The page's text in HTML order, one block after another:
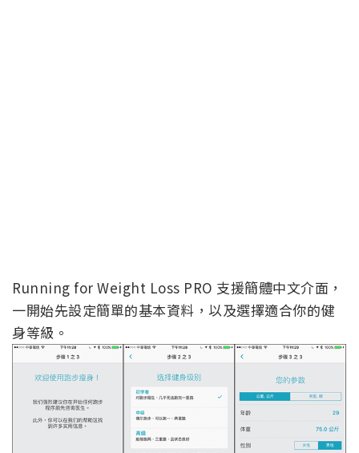
Running for Weight Loss PRO 支援簡體中文介面，
一開始先設定簡單的基本資料，以及選擇適合你的健
身等級。